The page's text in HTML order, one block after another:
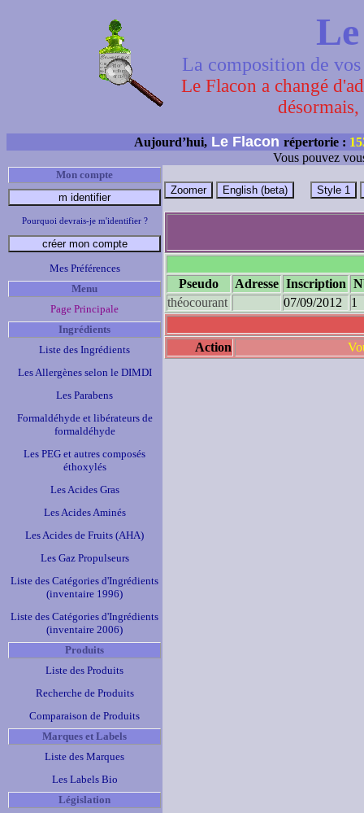
La composition de
Le Flacon a changé
Aujourd’hui, Le Flacon répertorie :
Vous pouvez
Mon compte
Pourquoi devrais-je m'identifier ?
Mes Préférences
Menu
Page Principale
Ingrédients
Liste des Ingrédients
Les Allergènes selon le DIMDI
Les Parabens
Formaldéhyde et libérateurs de
formaldéhyde
Les PEG et autres composés
éthoxylés
Les Acides Gras
Les Acides Aminés
Les Acides de Fruits (AHA)
Les Gaz Propulseurs
Liste des Catégories d'Ingrédients
(inventaire 1996)
Liste des Catégories d'Ingrédients
(inventaire 2006)
Produits
Liste des Produits
Recherche de Produits
Comparaison de Produits
Marques et Labels
Liste des Marques
Les Labels Bio
Législation
Pseudo Adresse Inscription
théocourant
07/09/2012 1
Action